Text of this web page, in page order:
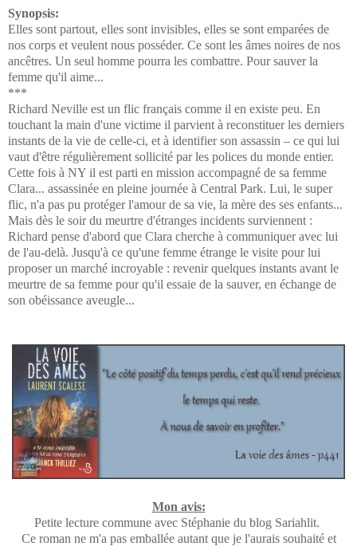
Synopsis:
Elles sont partout, elles sont invisibles, elles se sont emparées de
nos corps et veulent nous posséder. Ce sont les âmes noires de nos
ancêtres. Un seul homme pourra les combattre. Pour sauver la
femme qu'il aime...
***
Richard Neville est un flic français comme il en existe peu. En
touchant la main d'une victime il parvient à reconstituer les derniers
instants de la vie de celle-ci, et à identifier son assassin – ce qui lui
vaut d'être régulièrement sollicité par les polices du monde entier.
Cette fois à NY il est parti en mission accompagné de sa femme
Clara... assassinée en pleine journée à Central Park. Lui, le super
flic, n'a pas pu protéger l'amour de sa vie, la mère des ses enfants...
Mais dès le soir du meurtre d'étranges incidents surviennent :
Richard pense d'abord que Clara cherche à communiquer avec lui
de l'au-delà. Jusqu'à ce qu'une femme étrange le visite pour lui
proposer un marché incroyable : revenir quelques instants avant le
meurtre de sa femme pour qu'il essaie de la sauver, en échange de
son obéissance aveugle...
Mon avis:
Petite lecture commune avec Stéphanie du blog Sariahlit.
Ce roman ne m'a pas emballée autant que je l'aurais souhaité et